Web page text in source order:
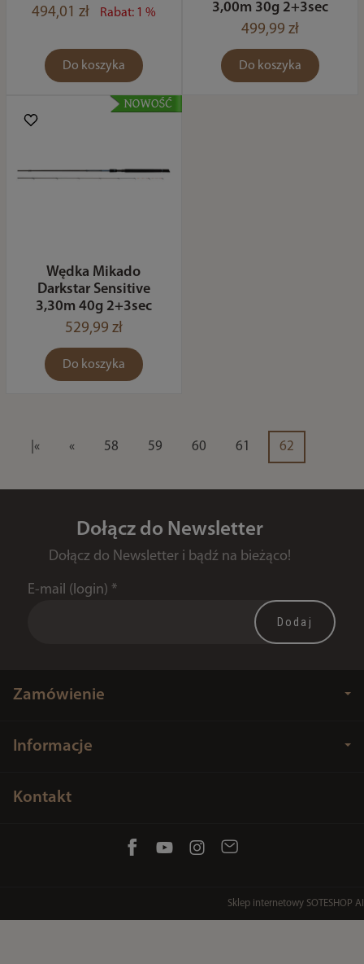
494,01 zł
Rabat: 1 %
Do koszyka
3,00m 30g 2+3sec
499,99 zł
Do koszyka
Wędka Mikado
Darkstar Sensitive
3,30m 40g 2+3sec
529,99 zł
Do koszyka
|« « 58 59 60 61 62
Dołącz do Newsletter
Dołącz do Newsletter i bądź na bieżąco!
E-mail (login) *
Zamówienie
Informacje
Kontakt
Sklep internetowy SOTESHOP AI